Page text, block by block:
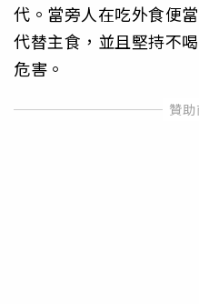
代。當旁人在吃外食便
代替主食，並且堅持不
危害。